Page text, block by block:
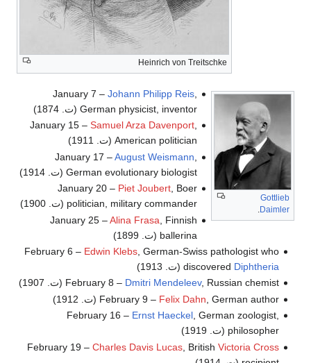
Heinrich von Treitschke
Gottlieb
Daimler
.
January 7 –Johann Philipp Reis
German physicist, inventor (ت. 1874)
January 15 –Samuel Arza Davenport,
American politician (ت. 1911)
January 17 –August Weismann
German evolutionary biologist (ت. 1914)
January 20 – Piet Joubert , Boer
politician, military commander (ت. 1900)
January 25 –Alina Frasa , Finnish
ballerina (ت. 1899)
February 6 – Edwin Klebs, German-Swiss pathologist who
discovered Diphtheria
(ت. 1913)
February 8 – Dmitri Mendeleev, Russian chemist (ت. 1907)
February 9 – Felix Dahn , German author (ت. 1912)
February 16 – Ernst Haeckel, German zoologist,
philosopher (ت. 1919)
February 19 – Charles Davis Lucas, British Victoria Cross